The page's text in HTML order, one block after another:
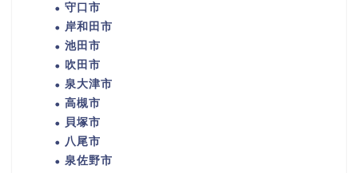
守口市
岸和田市
池田市
吹田市
泉大津市
高槻市
貝塚市
八尾市
泉佐野市